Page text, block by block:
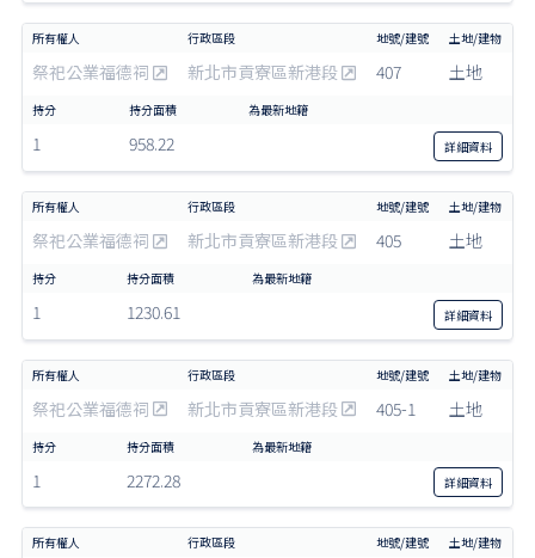
祭祀公業福德祠 新北市貢寮區新港段 407 土地
1 958.22 詳細資料
祭祀公業福德祠 新北市貢寮區新港段 405 土地
1 1230.61 詳細資料
祭祀公業福德祠 新北市貢寮區新港段 405-1 土地
1 2272.28 詳細資料